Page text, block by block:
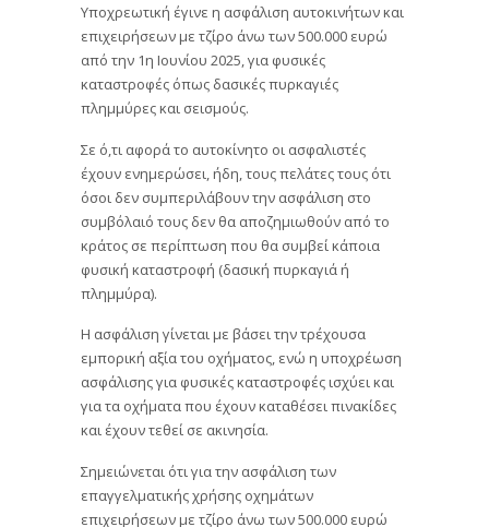
Υποχρεωτική έγινε η ασφάλιση αυτοκινήτων και
επιχειρήσεων με τζίρο άνω των 500.000 ευρώ
από την 1η Ιουνίου 2025, για φυσικές
καταστροφές όπως δασικές πυρκαγιές
πλημμύρες και σεισμούς.
Σε ό,τι αφορά το αυτοκίνητο οι ασφαλιστές
έχουν ενημερώσει, ήδη, τους πελάτες τους ότι
όσοι δεν συμπεριλάβουν την ασφάλιση στο
συμβόλαιό τους δεν θα αποζημιωθούν από το
κράτος σε περίπτωση που θα συμβεί κάποια
φυσική καταστροφή (δασική πυρκαγιά ή
πλημμύρα).
Η ασφάλιση γίνεται με βάσει την τρέχουσα
εμπορική αξία του οχήματος, ενώ η υποχρέωση
ασφάλισης για φυσικές καταστροφές ισχύει και
για τα οχήματα που έχουν καταθέσει πινακίδες
και έχουν τεθεί σε ακινησία.
Σημειώνεται ότι για την ασφάλιση των
επαγγελματικής χρήσης οχημάτων
επιχειρήσεων με τζίρο άνω των 500.000 ευρώ